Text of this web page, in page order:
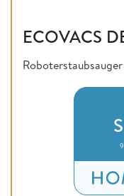
ECOVACS